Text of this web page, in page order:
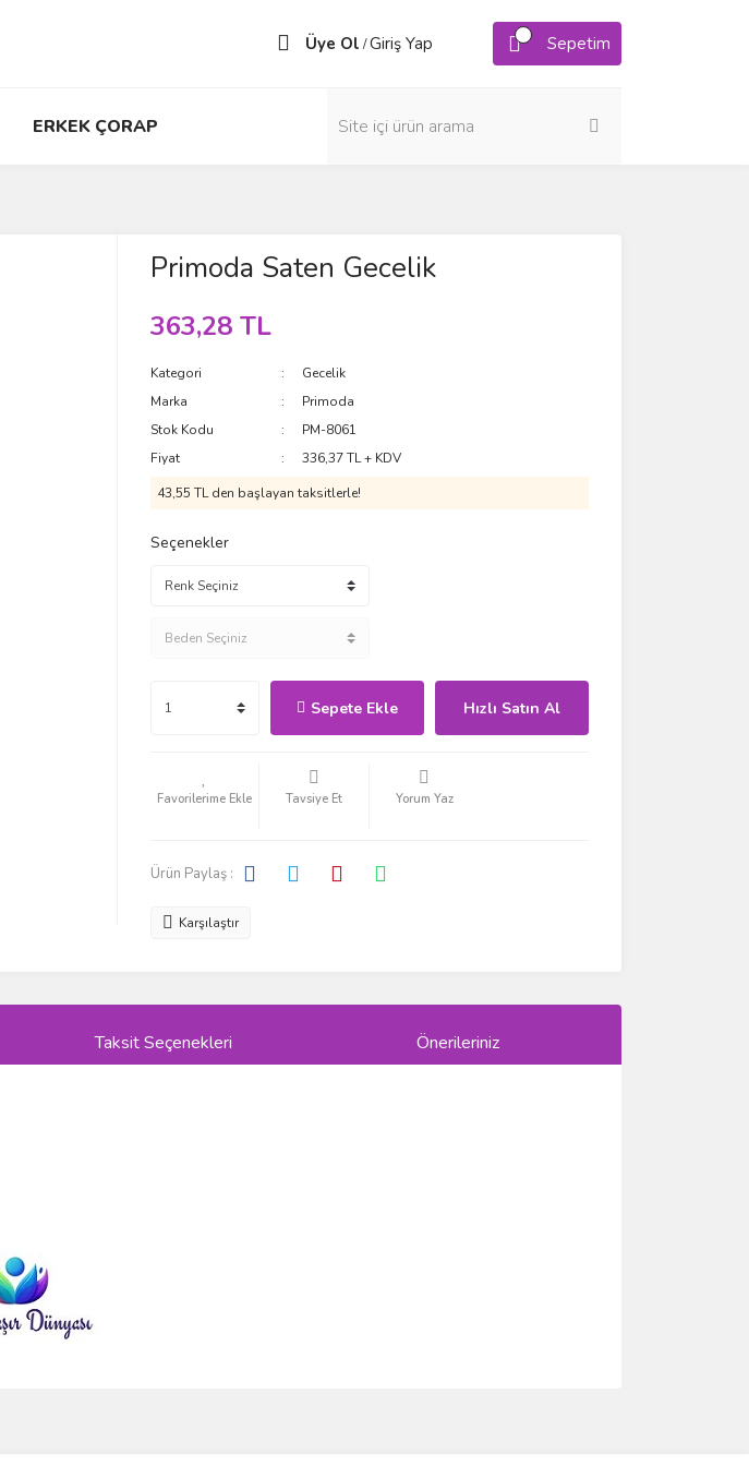
Üye Ol /Giriş Yap Sepetim
ERKEK ÇORAP
Primoda Saten Gecelik
363,28 TL
Kategori
Gecelik
Marka
Primoda
Stok Kodu
PM-8061
Fiyat
336,37 TL + KDV
43,55 TL den başlayan taksitlerle!
Seçenekler
Sepete Ekle Hızlı Satın Al
Tavsiye Et Yorum Yaz
Ürün Paylaş :
Karşılaştır
Taksit Seçenekleri Önerileriniz